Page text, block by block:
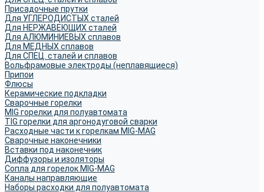
Присадочные прутки
Для УГЛЕРОДИСТЫХ сталей
Для НЕРЖАВЕЮЩИХ сталей
Для АЛЮМИНИЕВЫХ сплавов
Для МЕДНЫХ сплавов
Для СПЕЦ. сталей и сплавов
Вольфрамовые электроды (неплавящиеся)
Припои
Флюсы
Керамические подкладки
Сварочные горелки
MIG горелки для полуавтомата
TIG горелки для аргонодуговой сварки
Расходные части к горелкам MIG-MAG
Сварочные наконечники
Вставки под наконечник
Диффузоры и изоляторы
Сопла для горелок MIG-MAG
Каналы направляющие
Наборы расходки для полуавтомата